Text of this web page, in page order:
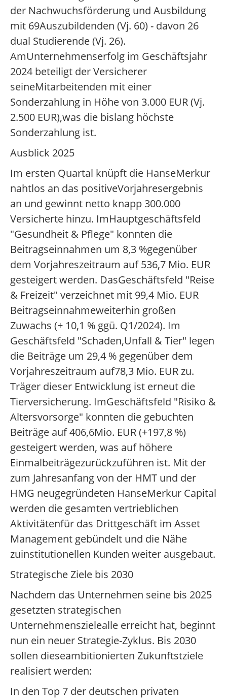
der Nachwuchsförderung und Ausbildung
mit 69Auszubildenden (Vj. 60) - davon 26
dual Studierende (Vj. 26).
AmUnternehmenserfolg im Geschäftsjahr
2024 beteiligt der Versicherer
seineMitarbeitenden mit einer
Sonderzahlung in Höhe von 3.000 EUR (Vj.
2.500 EUR),was die bislang höchste
Sonderzahlung ist.
Ausblick 2025
Im ersten Quartal knüpft die HanseMerkur
nahtlos an das positiveVorjahresergebnis
an und gewinnt netto knapp 300.000
Versicherte hinzu. ImHauptgeschäftsfeld
"Gesundheit & Pflege" konnten die
Beitragseinnahmen um 8,3 %gegenüber
dem Vorjahreszeitraum auf 536,7 Mio. EUR
gesteigert werden. DasGeschäftsfeld "Reise
& Freizeit" verzeichnet mit 99,4 Mio. EUR
Beitragseinnahmeweiterhin großen
Zuwachs (+ 10,1 % ggü. Q1/2024). Im
Geschäftsfeld "Schaden,Unfall & Tier" legen
die Beiträge um 29,4 % gegenüber dem
Vorjahreszeitraum auf78,3 Mio. EUR zu.
Träger dieser Entwicklung ist erneut die
Tierversicherung. ImGeschäftsfeld "Risiko &
Altersvorsorge" konnten die gebuchten
Beiträge auf 406,6Mio. EUR (+197,8 %)
gesteigert werden, was auf höhere
Einmalbeiträgezurückzuführen ist. Mit der
zum Jahresanfang von der HMT und der
HMG neugegründeten HanseMerkur Capital
werden die gesamten vertrieblichen
Aktivitätenfür das Drittgeschäft im Asset
Management gebündelt und die Nähe
zuinstitutionellen Kunden weiter ausgebaut.
Strategische Ziele bis 2030
Nachdem das Unternehmen seine bis 2025
gesetzten strategischen
Unternehmenszielealle erreicht hat, beginnt
nun ein neuer Strategie-Zyklus. Bis 2030
sollen dieseambitionierten Zukunftstziele
realisiert werden:
In den Top 7 der deutschen privaten